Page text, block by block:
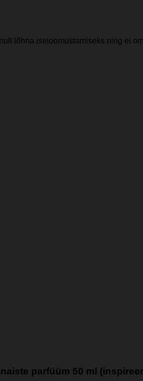
lõhna iseloomustamiseks ning ei
parfüüm 50 ml